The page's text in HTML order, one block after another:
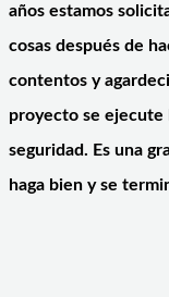
años estamos
cosas después de
contentos y
proyecto se ejecute
seguridad. Es una
haga bien y se